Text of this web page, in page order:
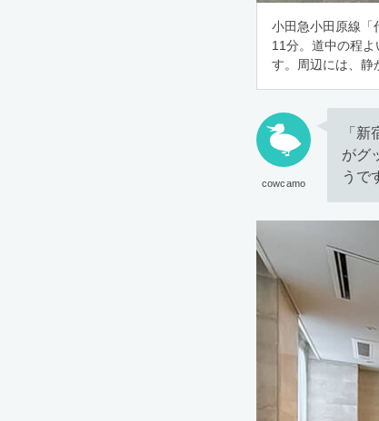
小田急小田原線「
11分。道中の程
す。周辺には、静
cowcamo
「
がグ
うで